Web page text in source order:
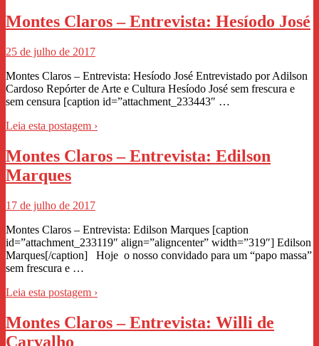
Montes Claros – Entrevista: Hesíodo José
25 de julho de 2017
Montes Claros – Entrevista: Hesíodo José Entrevistado por Adilson
Cardoso Repórter de Arte e Cultura Hesíodo José sem frescura e
sem censura [caption id=”attachment_233443″ …
Leia esta postagem ›
Montes Claros – Entrevista: Edilson
Marques
17 de julho de 2017
Montes Claros – Entrevista: Edilson Marques [caption
id=”attachment_233119″ align=”aligncenter” width=”319″] Edilson
Marques[/caption] Hoje o nosso convidado para um “papo massa”
sem frescura e …
Leia esta postagem ›
Montes Claros – Entrevista: Willi de
Carvalho